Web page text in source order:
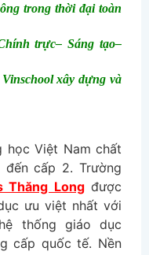
trong thời đại toàn
trực– Sáng tạo–
xây dựng và
học Việt Nam chất
cấp 2. Trường
Thăng Longđược
ưu việt nhất với
thống giáo dục
cấp quốc tế. Nền